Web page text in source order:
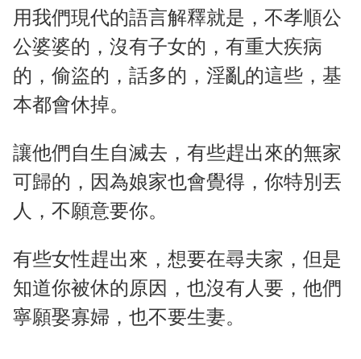
用我們現代的語言解釋就是，不孝順公
公婆婆的，沒有子女的，有重大疾病
的，偷盜的，話多的，淫亂的這些，基
本都會休掉。
讓他們自生自滅去，有些趕出來的無家
可歸的，因為娘家也會覺得，你特別丟
人，不願意要你。
有些女性趕出來，想要在尋夫家，但是
知道你被休的原因，也沒有人要，他們
寧願娶寡婦，也不要生妻。